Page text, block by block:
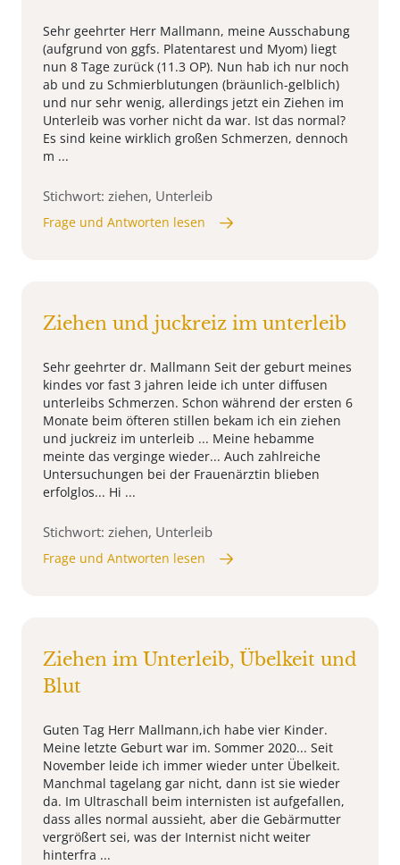
Sehr geehrter Herr Mallmann, meine Ausschabung
(aufgrund von ggfs. Platentarest und Myom) liegt
nun 8 Tage zurück (11.3 OP). Nun hab ich nur noch
ab und zu Schmierblutungen (bräunlich-gelblich)
und nur sehr wenig, allerdings jetzt ein Ziehen im
Unterleib was vorher nicht da war. Ist das normal?
Es sind keine wirklich großen Schmerzen, dennoch
m ...
Stichwort: ziehen, Unterleib
Frage und Antworten lesen
Ziehen und juckreiz im unterleib
Sehr geehrter dr. Mallmann Seit der geburt meines
kindes vor fast 3 jahren leide ich unter diffusen
unterleibs Schmerzen. Schon während der ersten 6
Monate beim öfteren stillen bekam ich ein ziehen
und juckreiz im unterleib ... Meine hebamme
meinte das verginge wieder... Auch zahlreiche
Untersuchungen bei der Frauenärztin blieben
erfolglos... Hi ...
Stichwort: ziehen, Unterleib
Frage und Antworten lesen
Ziehen im Unterleib, Übelkeit und
Blut
Guten Tag Herr Mallmann,ich habe vier Kinder.
Meine letzte Geburt war im. Sommer 2020... Seit
November leide ich immer wieder unter Übelkeit.
Manchmal tagelang gar nicht, dann ist sie wieder
da. Im Ultraschall beim internisten ist aufgefallen,
dass alles normal aussieht, aber die Gebärmutter
vergrößert sei, was der Internist nicht weiter
hinterfra ...